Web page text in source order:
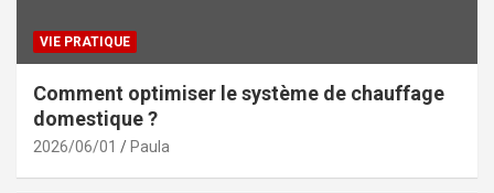
VIE PRATIQUE
Comment optimiser le système de chauffage
domestique ?
2026/06/01 Paula